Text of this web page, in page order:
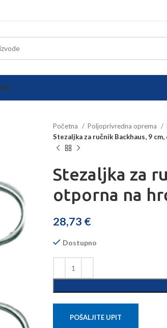
Početna Poljoprivredna oprema
Stezaljka za ručnik Backhaus, 9
Stezaljka za
otporna na
28,73 €
Dostupno
POŠALJITE UPIT